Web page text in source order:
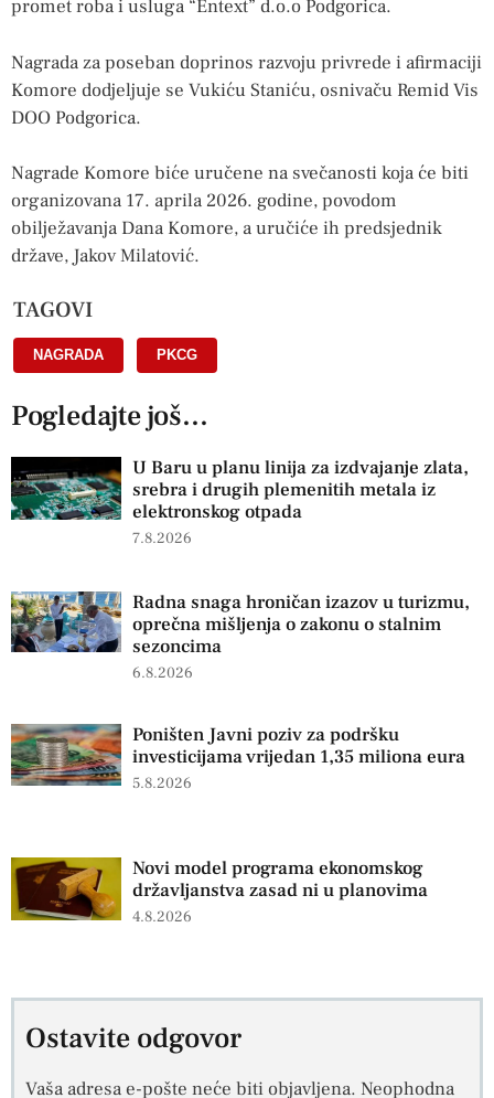
promet roba i usluga “Entext” d.o.o Podgorica.
Nagrada za poseban doprinos razvoju privrede i afirmaciji
Komore dodjeljuje se Vukiću Staniću, osnivaču Remid Vis
DOO Podgorica.
Nagrade Komore biće uručene na svečanosti koja će biti
organizovana 17. aprila 2026. godine, povodom
obilježavanja Dana Komore, a uručiće ih predsjednik
države, Jakov Milatović.
TAGOVI
NAGRADA PKCG
Pogledajte još...
U Baru u planu linija za izdvajanje zlata,
srebra i drugih plemenitih metala iz
elektronskog otpada
7.8.2026
Radna snaga hroničan izazov u turizmu,
oprečna mišljenja o zakonu o stalnim
sezoncima
6.8.2026
Poništen Javni poziv za podršku
investicijama vrijedan 1,35 miliona eura
5.8.2026
Novi model programa ekonomskog
državljanstva zasad ni u planovima
4.8.2026
Ostavite odgovor
Vaša adresa e-pošte neće biti objavljena. Neophodna